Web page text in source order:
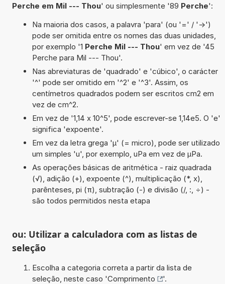
Perche em Mil --- Thou' ou simplesmente '89 Perche':
Na maioria dos casos, a palavra 'para' (ou '=' / '->')
pode ser omitida entre os nomes das duas unidades,
por exemplo '1 Perche Mil --- Thou' em vez de '45
Perche para Mil --- Thou'.
Nas abreviaturas de 'quadrado' e 'cúbico', o carácter
'^' pode ser omitido em '^2' e '^3'. Assim, os
centímetros quadrados podem ser escritos cm2 em
vez de cm^2.
Em vez de '1,14 x 10^5', pode escrever-se 1,14e5. O 'e'
significa 'expoente'.
Em vez da letra grega 'µ' (= micro), pode ser utilizado
um simples 'u', por exemplo, uPa em vez de µPa.
As operações básicas de aritmética - raiz quadrada
(√), adição (+), expoente (^), multiplicação (*, x),
parênteses, pi (π), subtração (-) e divisão (/, :, ÷) -
são todos permitidos nesta etapa
ou: Utilizar a calculadora com as listas de
seleção
Escolha a categoria correta a partir da lista de
seleção, neste caso 'Comprimento
'.